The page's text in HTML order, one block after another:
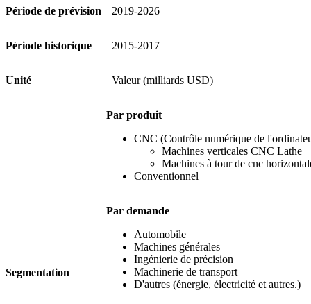
Période de prévision 2019-2026
Période historique 2015-2017
Unité Valeur (milliards USD)
Segmentation
Par produit
CNC (Contrôle numérique de
Machines verticales CNC Lathe
Machines à tour de cnc
Conventionnel
Par demande
Automobile
Machines générales
Ingénierie de précision
Machinerie de transport
D'autres (énergie, électricité et autres.)